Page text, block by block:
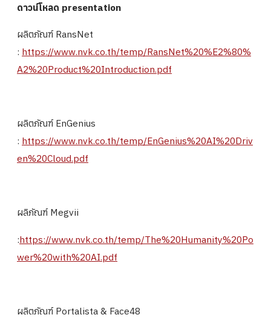
ดาวน์โหลด presentation
ผลิตภัณฑ์ RansNet
: https://www.nvk.co.th/temp/RansNet%20%E2%80%
A2%20Product%20Introduction.pdf
ผลิตภัณฑ์ EnGenius
: https://www.nvk.co.th/temp/EnGenius%20AI%20Driv
en%20Cloud.pdf
ผลิภัณฑ์ Megvii
:https://www.nvk.co.th/temp/The%20Humanity%20Po
wer%20with%20AI.pdf
ผลิตภัณฑ์ Portalista & Face48